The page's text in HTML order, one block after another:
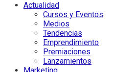
Actualidad
Cursos y Eventos
Medios
Tendencias
Emprendimiento
Premiaciones
Lanzamientos